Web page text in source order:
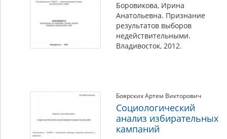
Боровикова, Ирина
Анатольевна. Признание
результатов выборов
недействительными.
Владивосток, 2012.
Боярских Артем Викторович
Социологический
анализ избирательных
кампаний